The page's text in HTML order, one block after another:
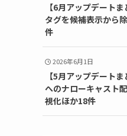
【6月アップデート
タグを候補表示から
件
2026年6月1日
【5月アップデート
へのナローキャスト
視化ほか18件